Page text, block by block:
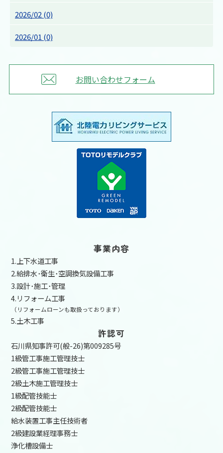
2026/02 (0)
2026/01 (0)
お問い合わせフォーム
事業内容
1.上下水道工事
2.給排水･衛生･空調換気設備工事
3.設計･施工･管理
4.リフォーム工事
（リフォームローンも取扱っております）
5.土木工事
許認可
石川県知事許可(般-26)第009285号
1級管工事施工管理技士
2級管工事施工管理技士
2級土木施工管理技士
1級配管技能士
2級配管技能士
給水装置工事主任技術者
2級建設業経理事務士
浄化槽設備士